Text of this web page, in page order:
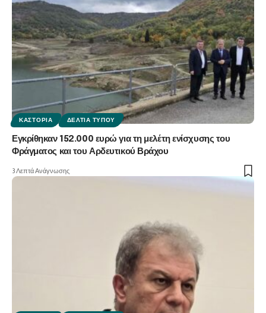
ΚΑΣΤΟΡΙΆ ΔΕΛΤΊΑ ΤΎΠΟΥ
Εγκρίθηκαν 152.000 ευρώ για τη μελέτη ενίσχυσης του
Φράγματος και του Αρδευτικού Βράχου
3 Λεπτά Ανάγνωσης